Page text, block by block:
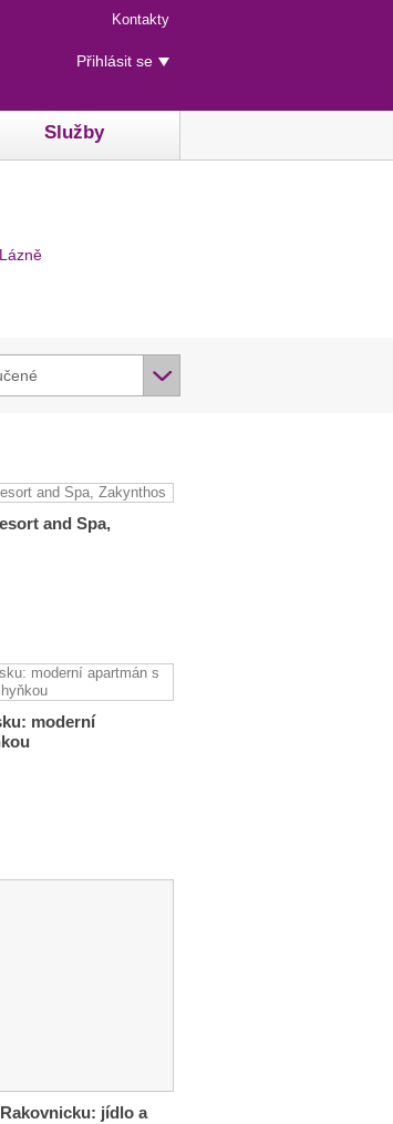
Menu
rychlého
přístupu
Kontakty
Uživatelské
menu
Přihlásit se
Služby
Lázně
and Spa,
moderní
jídlo a